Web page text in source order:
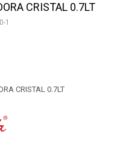
CRISTAL 0.7LT
1
CRISTAL 0.7LT